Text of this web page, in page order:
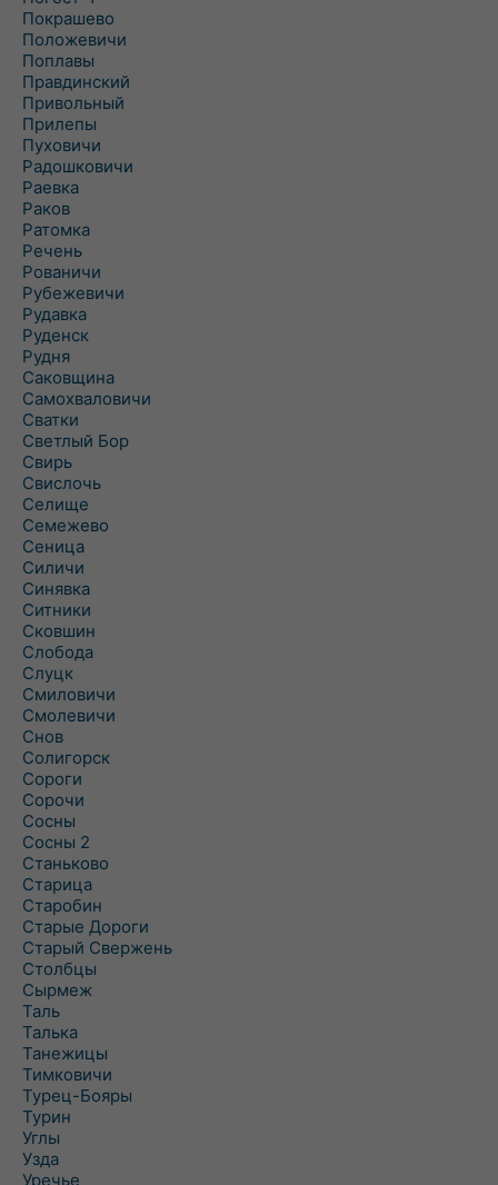
Покрашево
Положевичи
Поплавы
Правдинский
Привольный
Прилепы
Пуховичи
Радошковичи
Раевка
Раков
Ратомка
Речень
Рованичи
Рубежевичи
Рудавка
Руденск
Рудня
Саковщина
Самохваловичи
Сватки
Светлый Бор
Свирь
Свислочь
Селище
Семежево
Сеница
Силичи
Синявка
Ситники
Сковшин
Слобода
Слуцк
Смиловичи
Смолевичи
Снов
Солигорск
Сороги
Сорочи
Сосны
Сосны 2
Станьково
Старица
Старобин
Старые Дороги
Старый Свержень
Столбцы
Сырмеж
Таль
Талька
Танежицы
Тимковичи
Турец-Бояры
Турин
Углы
Узда
Уречье